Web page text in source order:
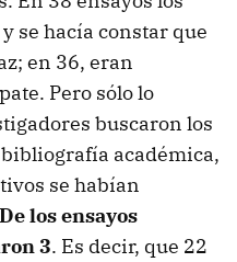
se hacía constar que
en 36, eran
Pero sólo lo
buscaron los
académica,
se habían
De los ensayos
3. Es decir, que 22